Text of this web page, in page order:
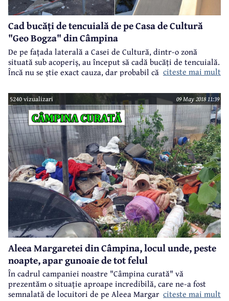
Cad bucăți de tencuială de pe Casa de Cultură
"Geo Bogza" din Câmpina
De pe fațada laterală a Casei de Cultură, dintr-o zonă
situată sub acoperiș, au început să cadă bucăți de tencuială.
Încă nu se știe exact cauza, dar probabil că este vorba
anii anteriori. Casa de Cultură este o clădire reprezentativă
a Câmpinei și se impune o intervenție cât mai urgentă
pentru rezolvarea problemei.
citeste mai mult
5240 vizualizari 09 May 2018 11:39
Aleea Margaretei din Câmpina, locul unde, peste
noapte, apar gunoaie de tot felul
În cadrul campaniei noastre "Câmpina curată" vă
prezentăm o situație aproape incredibilă, care ne-a fost
semnalată de locuitori de pe Aleea Margaretei. O alee
citeste mai mult